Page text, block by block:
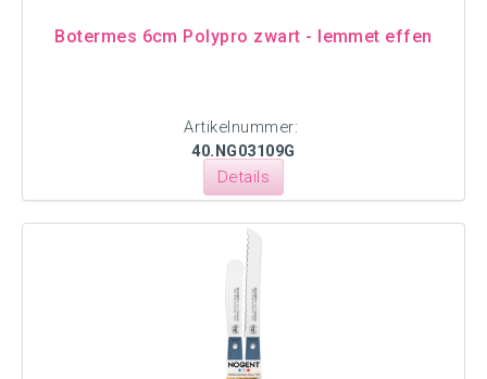
Botermes 6cm Polypro zwart - lemmet effen
Artikelnummer:
40.NG03109G
Details